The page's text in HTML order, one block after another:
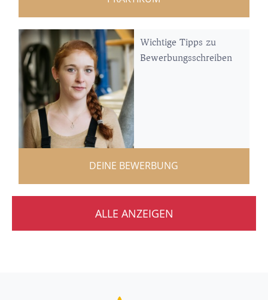
Wichtige Tipps zu
Bewerbungsschreiben
DEINE BEWERBUNG
ALLE ANZEIGEN